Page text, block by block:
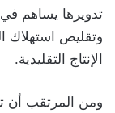
الإنتاج التقليدية.
ومن المرتقب أن